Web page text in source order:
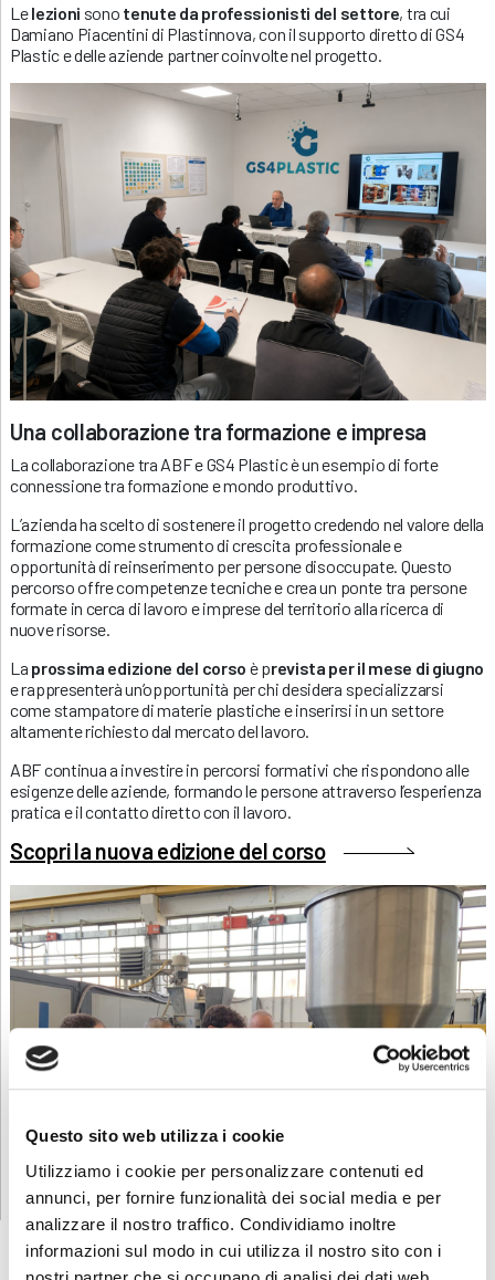
Questo sito web utilizza i cookie
Utilizziamo i cookie per personalizzare contenuti ed
annunci, per fornire funzionalità dei social media e per
analizzare il nostro traffico. Condividiamo inoltre
informazioni sul modo in cui utilizza il nostro sito con i
Lelezioni sono tenute da professionisti del settore, tra cui
Damiano Piacentini di Plastinnova, con il supporto diretto di GS4
Plastic e delle aziende partner coinvolte nel progetto.
Una collaborazione tra formazione e impresa
La collaborazione tra ABF e GS4 Plastic è un esempio di forte
connessione tra formazione e mondo produttivo.
L’azienda ha scelto di sostenere il progetto credendo nel valore della
formazione come strumento di crescita professionale e
opportunità di reinserimento per persone disoccupate. Questo
percorso offre competenze tecniche e crea un ponte tra persone
formate in cerca di lavoro e imprese del territorio alla ricerca di
nuove risorse.
La prossima edizione del corso è prevista per il mese di giugno
e rappresenterà un’opportunità per chi desidera specializzarsi
come stampatore di materie plastiche e inserirsi in un settore
altamente richiesto dal mercato del lavoro.
ABF continua a investire in percorsi formativi che rispondono alle
esigenze delle aziende, formando le persone attraverso l’esperienza
pratica e il contatto diretto con il lavoro.
Scopri la nuova edizione del corso